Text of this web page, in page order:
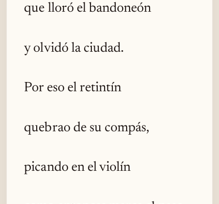
que lloró el bandoneón
y olvidó la ciudad.
Por eso el retintín
quebrao de su compás,
picando en el violín